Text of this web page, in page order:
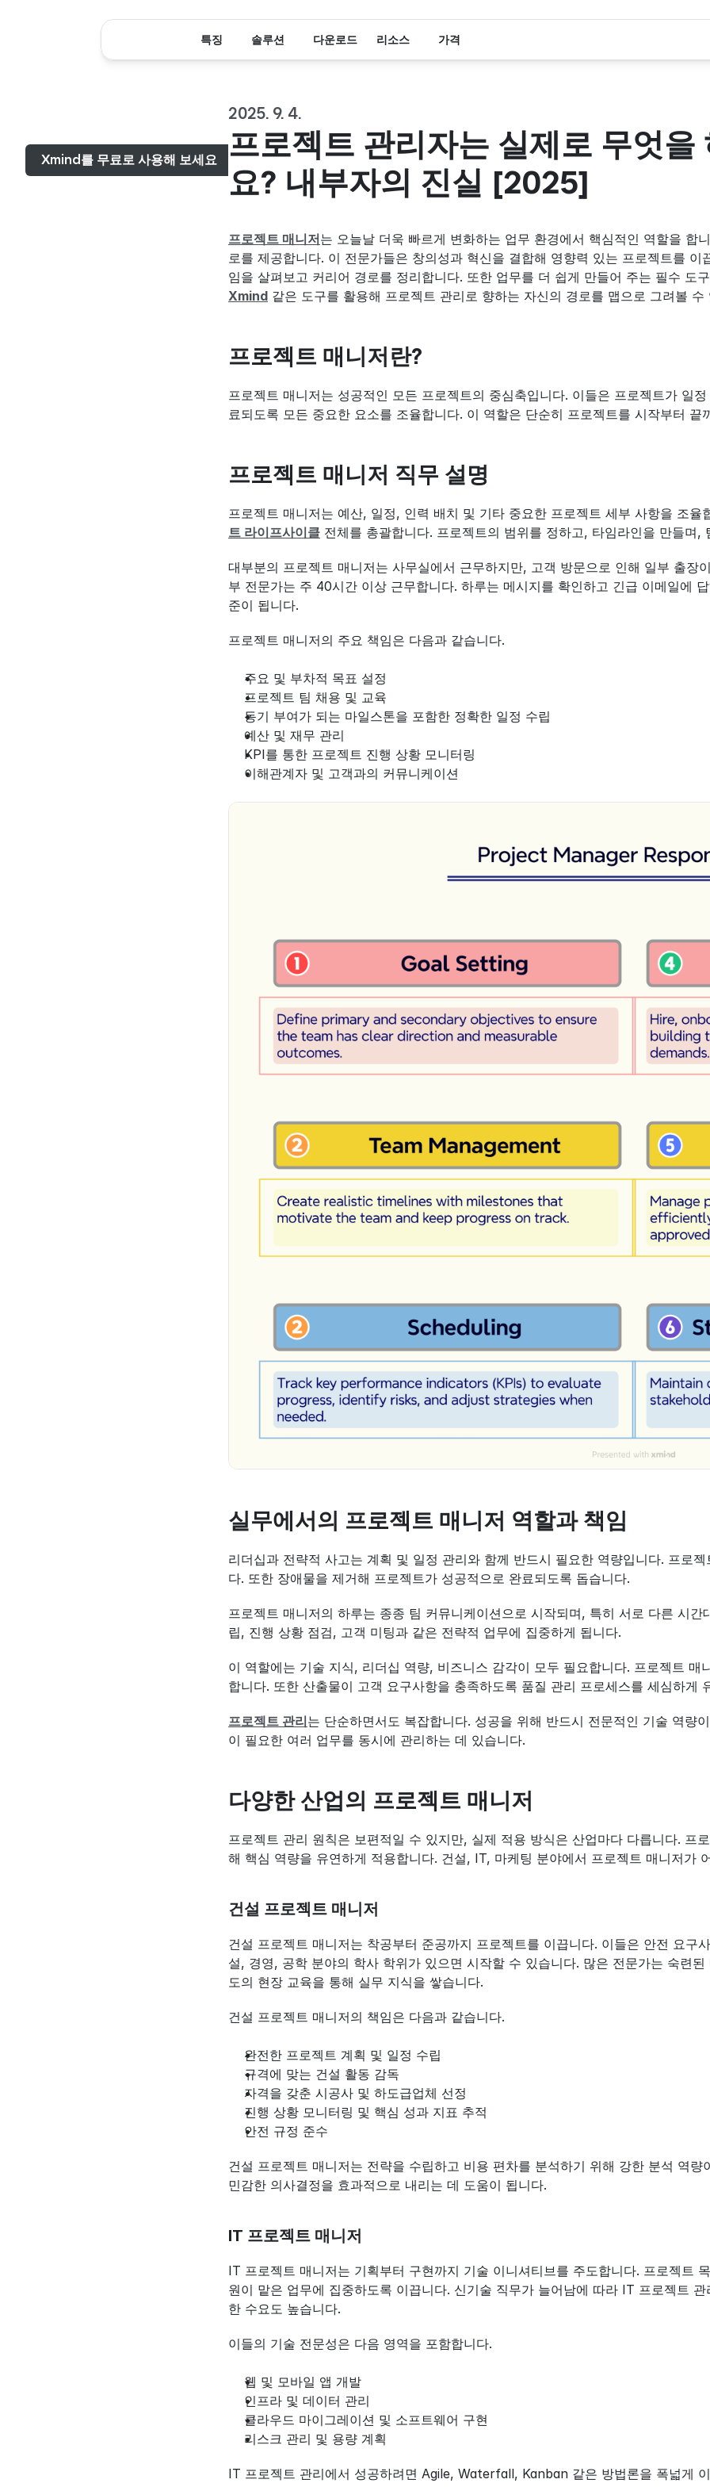
Xmind를 무료로 사용해 보세요
2025. 9. 4.
프로젝트 관리자는 실제로 무엇을
요? 내부자의 진실 [2025]
프로젝트 매니저는 오늘날 더욱 빠르게 변화하는 업무 환경에서 핵심적인 역할을 합
로를 제공합니다. 이 전문가들은 창의성과 혁신을 결합해 영향력 있는 프로젝트를
Xmind 같은 도구를 활용해 프로젝트 관리로 향하는 자신의 경로를 맵으로 그려볼 수
프로젝트 매니저란?
프로젝트 매니저는 성공적인 모든 프로젝트의 중심축입니다. 이들은 프로젝트가 일
료되도록 모든 중요한 요소를 조율합니다. 이 역할은 단순히 프로젝트를 시작부터 끝
프로젝트 매니저 직무 설명
프로젝트 매니저는 예산, 일정, 인력 배치 및 기타 중요한 프로젝트 세부 사항을 조
트 라이프사이클 전체를 총괄합니다. 프로젝트의 범위를 정하고, 타임라인을 만들며,
대부분의 프로젝트 매니저는 사무실에서 근무하지만, 고객 방문으로 인해 일부 출장
부 전문가는 주 40시간 이상 근무합니다. 하루는 메시지를 확인하고 긴급 이메일에
준이 됩니다.
프로젝트 매니저의 주요 책임은 다음과 같습니다.
주요 및 부차적 목표 설정
프로젝트 팀 채용 및 교육
동기 부여가 되는 마일스톤을 포함한 정확한 일정 수립
예산 및 재무 관리
KPI를 통한 프로젝트 진행 상황 모니터링
이해관계자 및 고객과의 커뮤니케이션
실무에서의 프로젝트 매니저 역할과 책임
리더십과 전략적 사고는 계획 및 일정 관리와 함께 반드시 필요한 역량입니다. 프로
다. 또한 장애물을 제거해 프로젝트가 성공적으로 완료되도록 돕습니다.
프로젝트 매니저의 하루는 종종 팀 커뮤니케이션으로 시작되며, 특히 서로 다른 시
립, 진행 상황 점검, 고객 미팅과 같은 전략적 업무에 집중하게 됩니다.
이 역할에는 기술 지식, 리더십 역량, 비즈니스 감각이 모두 필요합니다. 프로젝트
합니다. 또한 산출물이 고객 요구사항을 충족하도록 품질 관리 프로세스를 세심하게
프로젝트 관리는 단순하면서도 복잡합니다. 성공을 위해 반드시 전문적인 기술 역량
이 필요한 여러 업무를 동시에 관리하는 데 있습니다.
다양한 산업의 프로젝트 매니저
프로젝트 관리 원칙은 보편적일 수 있지만, 실제 적용 방식은 산업마다 다릅니다. 프
해 핵심 역량을 유연하게 적용합니다. 건설, IT, 마케팅 분야에서 프로젝트 매니저가
건설 프로젝트 매니저
건설 프로젝트 매니저는 착공부터 준공까지 프로젝트를 이끕니다. 이들은 안전 요
설, 경영, 공학 분야의 학사 학위가 있으면 시작할 수 있습니다. 많은 전문가는 숙련
도의 현장 교육을 통해 실무 지식을 쌓습니다.
건설 프로젝트 매니저의 책임은 다음과 같습니다.
완전한 프로젝트 계획 및 일정 수립
규격에 맞는 건설 활동 감독
자격을 갖춘 시공사 및 하도급업체 선정
진행 상황 모니터링 및 핵심 성과 지표 추적
안전 규정 준수
건설 프로젝트 매니저는 전략을 수립하고 비용 편차를 분석하기 위해 강한 분석 역
민감한 의사결정을 효과적으로 내리는 데 도움이 됩니다.
IT 프로젝트 매니저
IT 프로젝트 매니저는 기획부터 구현까지 기술 이니셔티브를 주도합니다. 프로젝트
원이 맡은 업무에 집중하도록 이끕니다. 신기술 직무가 늘어남에 따라 IT 프로젝트
한 수요도 높습니다.
이들의 기술 전문성은 다음 영역을 포함합니다.
웹 및 모바일 앱 개발
인프라 및 데이터 관리
클라우드 마이그레이션 및 소프트웨어 구현
리스크 관리 및 용량 계획
IT 프로젝트 관리에서 성공하려면 Agile, Waterfall, Kanban 같은 방법론을 폭넓게
특징 솔루션 다운로드 리소스 가격